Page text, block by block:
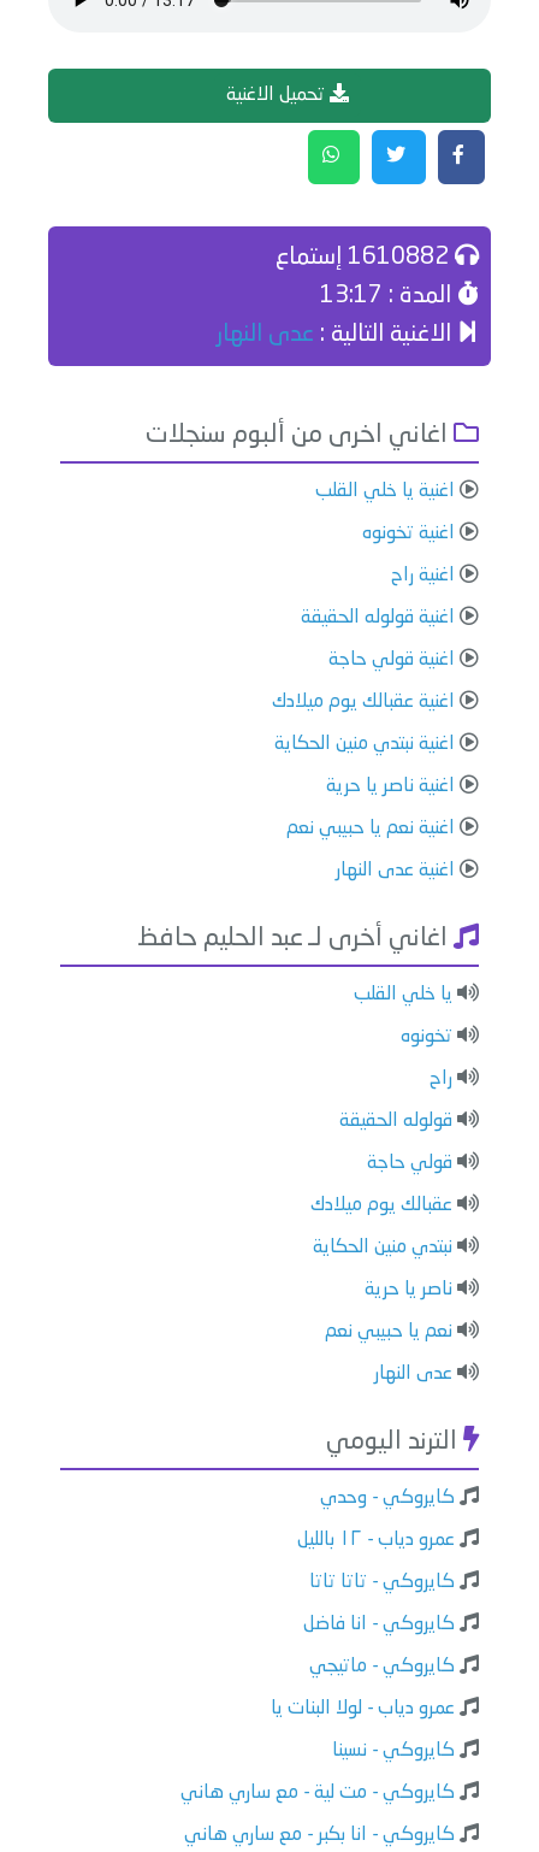
تحميل الاغنية
المدة : 13:17
الاغنية التالية : عدى النهار
اغاني اخرى من ألبوم سنجلات
اغنية يا خلي القلب
اغنية تخونوه
اغنية راح
اغنية قولوله الحقيقة
اغنية قولي حاجة
اغنية عقبالك يوم ميلادك
اغنية نبتدي منين الحكاية
اغنية ناصر يا حرية
اغنية نعم يا حبيبي نعم
اغنية عدى النهار
اغاني أخرى لـ عبد الحليم حافظ
يا خلي القلب
تخونوه
راح
قولوله الحقيقة
قولي حاجة
عقبالك يوم ميلادك
نبتدي منين الحكاية
ناصر يا حرية
نعم يا حبيبي نعم
عدى النهار
الترند اليومي
كايروكي - وحدي
عمرو دياب - ١٢ بالليل
كايروكي - تاتا تاتا
كايروكي - انا فاضل
كايروكي - ماتيجي
عمرو دياب - لولا البنات يا
كايروكي - نسينا
كايروكي - مت لية - مع ساري هاني
كايروكي - انا بكبر - مع ساري هاني